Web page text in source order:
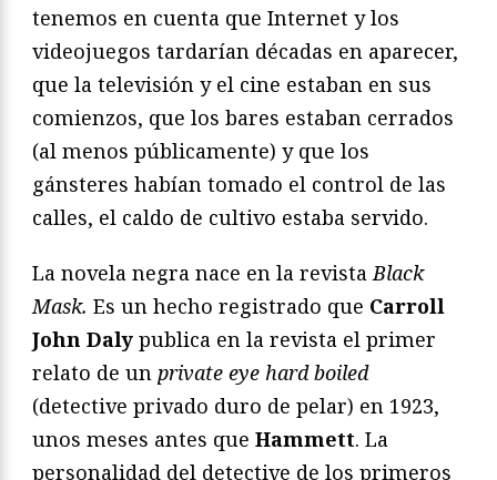
tenemos en cuenta que Internet y los
videojuegos tardarían décadas en aparecer,
que la televisión y el cine estaban en sus
comienzos, que los bares estaban cerrados
(al menos públicamente) y que los
gánsteres habían tomado el control de las
calles, el caldo de cultivo estaba servido.
La novela negra nace en la revistaBlack
Mask. Es un hecho registrado que Carroll
John Daly publica en la revista el primer
relato de un private eye hard boiled
(detective privado duro de pelar) en 1923,
unos meses antes que Hammett. La
personalidad del detective de los primeros